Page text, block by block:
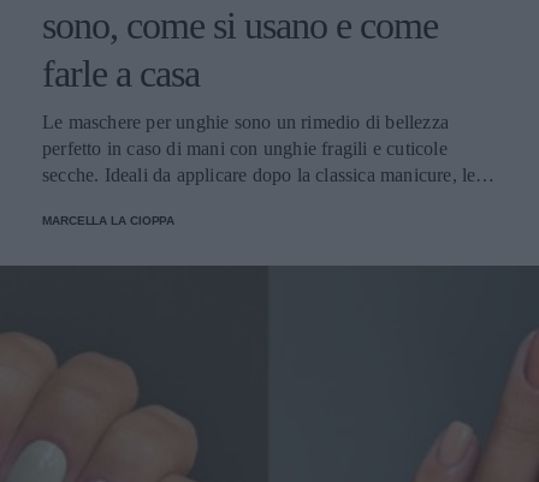
sono, come si usano e come
farle a casa
Le maschere per unghie sono un rimedio di bellezza
perfetto in caso di mani con unghie fragili e cuticole
secche. Ideali da applicare dopo la classica manicure, le
perfettamente idratate.
MARCELLA LA CIOPPA